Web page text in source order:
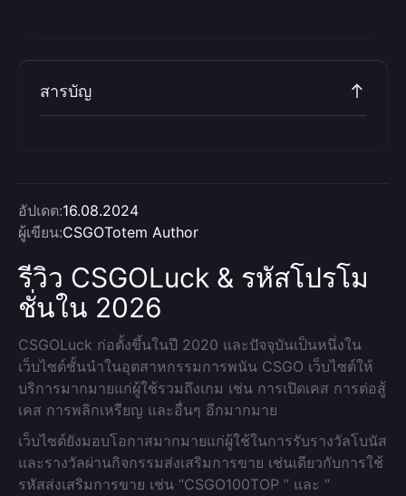
อัปเดต:16.08.2024
ผู้เขียน:CSGOTotem Author
รีวิว CSGOLuck & รหัสโปรโม
ชั่นใน 2026
CSGOLuck ก่อตั้งขึ้นในปี 2020 และปัจจุบันเป็นหนึ่งใน
เว็บไซต์ชั้นนำในอุตสาหกรรมการพนัน CSGO เว็บไซต์ให้
บริการมากมายแก่ผู้ใช้รวมถึงเกม เช่น การเปิดเคส การต่อสู้
เคส การพลิกเหรียญ และอื่นๆ อีกมากมาย
เว็บไซต์ยังมอบโอกาสมากมายแก่ผู้ใช้ในการรับรางวัลโบนัส
และรางวัลผ่านกิจกรรมส่งเสริมการขาย เช่นเดียวกับการใช้
รหัสส่งเสริมการขาย เช่น “CSGO100TOP ” และ “
สารบัญ